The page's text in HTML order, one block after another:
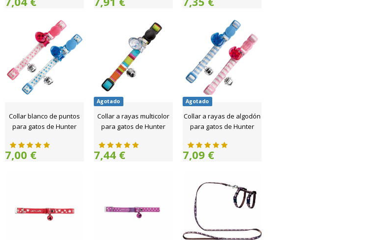
Collar blanco de puntos
para gatos de Hunter
7,00 €
Agotado
Collar a rayas multicolor
para gatos de Hunter
7,44 €
Agotado
Collar a rayas de algodón
para gatos de Hunter
7,09 €